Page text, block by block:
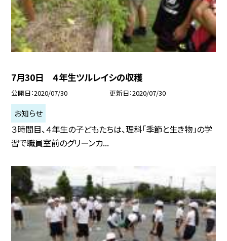
7月30日 ４年生ツルレイシの収穫
公開日 2020/07/30 更新日 2020/07/30
お知らせ
３時間目、４年生の子どもたちは、理科「季節と生き物」の学
習で職員室前のグリーンカ...